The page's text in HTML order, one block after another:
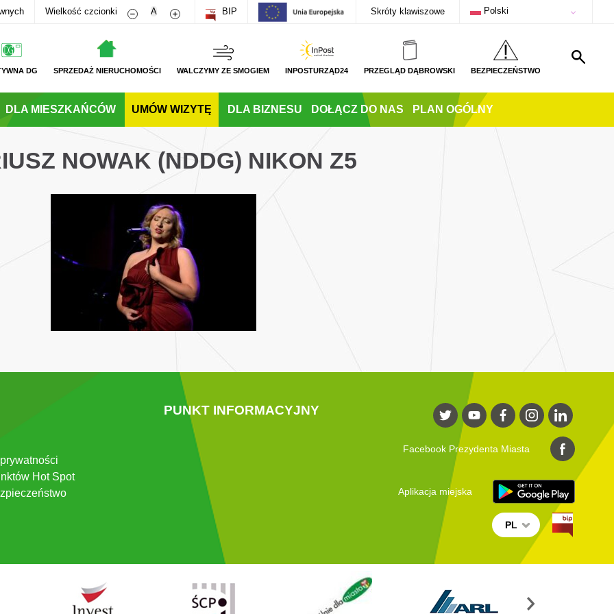
Wielkość czcionki Zmniejsz rozmiar czcionki
A Zwiększ rozmiar czcionki
BIP Skróty klawiszowe Polski
DG SPRZEDAŻ NIERUCHOMOŚCI WALCZYMY ZE SMOGIEM INPOSTURZĄD24 PRZEGLĄD DĄBROWSKI BEZPIECZEŃSTWO
DLA MIESZKAŃCÓW UMÓW WIZYTĘ DLA BIZNESU DOŁĄCZ DO NAS PLAN OGÓLNY
NOWAK (NDDG) NIKON Z5
Hot Spot
PUNKT INFORMACYJNY
Facebook Prezydenta Miasta
Aplikacja miejska
PL